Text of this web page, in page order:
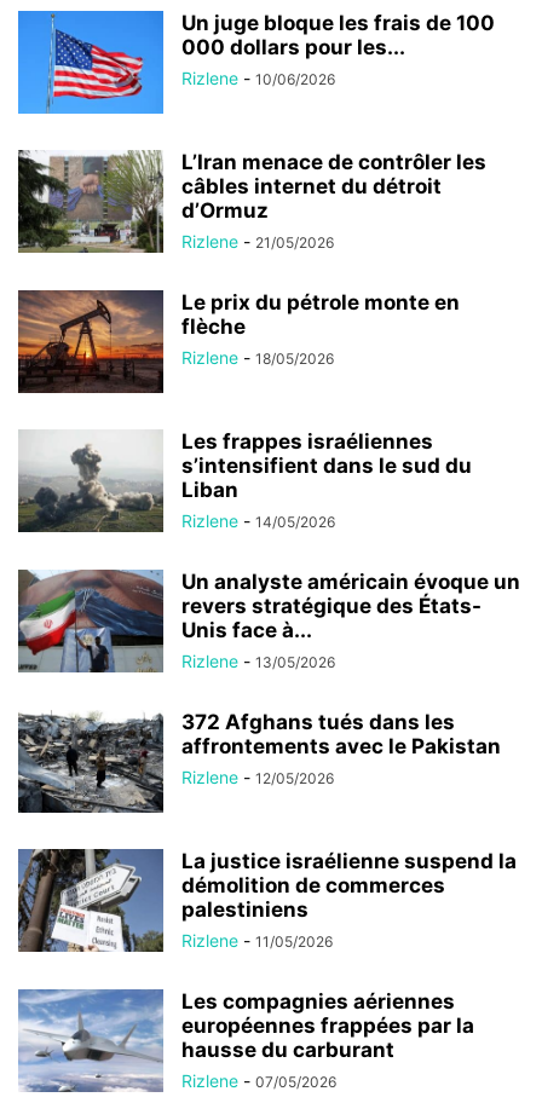
Un juge bloque les frais de 100
000 dollars pour les...
Rizlene - 10/06/2026
L’Iran menace de contrôler les
câbles internet du détroit
d’Ormuz
Rizlene - 21/05/2026
Le prix du pétrole monte en
flèche
Rizlene - 18/05/2026
Les frappes israéliennes
s’intensifient dans le sud du
Liban
Rizlene - 14/05/2026
Un analyste américain évoque un
revers stratégique des États-
Unis face à...
Rizlene - 13/05/2026
372 Afghans tués dans les
affrontements avec le Pakistan
Rizlene - 12/05/2026
La justice israélienne suspend la
démolition de commerces
palestiniens
Rizlene - 11/05/2026
Les compagnies aériennes
européennes frappées par la
hausse du carburant
Rizlene - 07/05/2026